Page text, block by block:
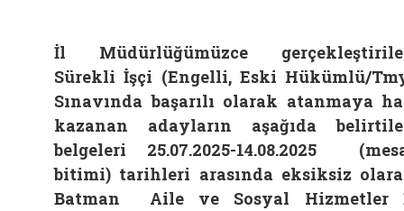
İl Müdürlüğümüzce
Sürekli İşçi (Engelli, Eski Hükümlü/
Sınavında başarılı olarak atanmaya
kazanan adayların aşağıda
belgeleri 25.07.2025-14.08.2025
bitimi) tarihleri arasında eksiksiz
Batman Aile ve Sosyal Hizmetler